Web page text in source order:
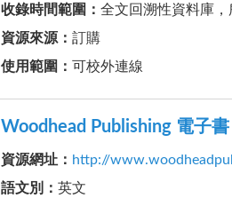
收錄時間範圍 ： 全文回溯性資料庫
資源來源 ： 訂購
使用範圍 ： 可校外連線
Woodhead Publishing 電子書
資源網址 ： http://
語文別
： 英文